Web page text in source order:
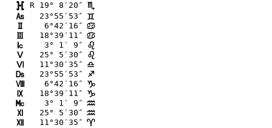
} R 19° 8′20″ B
G 23°55′53″ =
6°42′16″ >
18°39′11″ >
J 3° 1′ 9″ ?
K 25° 5′30″ ?
L 11°30′35″ A
M 23°55′53″ C
N 6°42′16″ D
O 18°39′11″ D
P 3° 1′ 9″ E
Q 25° 5′30″ E
R 11°30′35″ ;